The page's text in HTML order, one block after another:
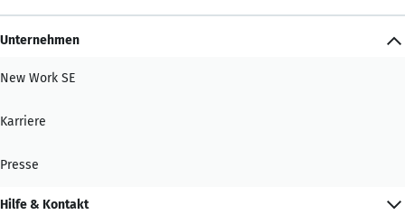
Unternehmen
New Work SE
Karriere
Presse
Hilfe & Kontakt